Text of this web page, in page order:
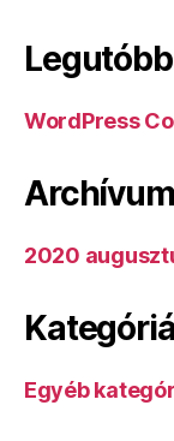
WordPress
Archívum
2020
Egyéb